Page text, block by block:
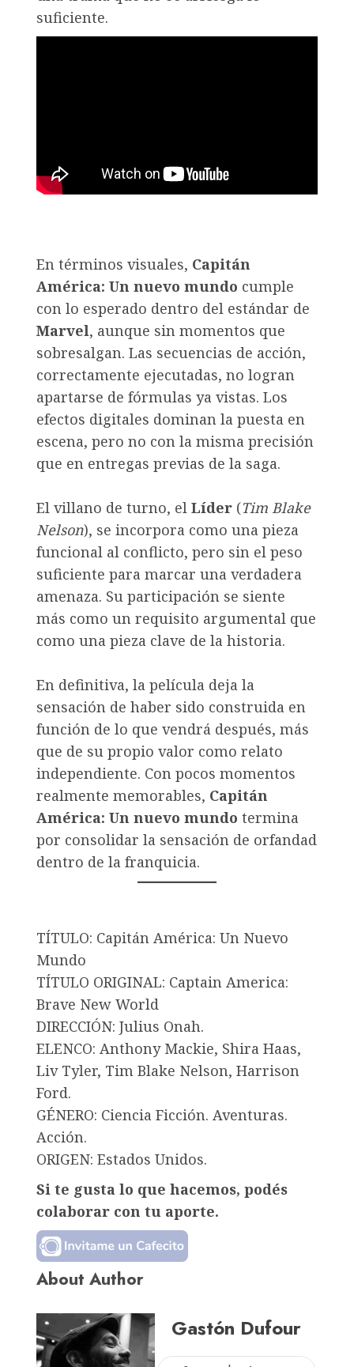
suficiente.
En términos visuales, Capitán
América: Un nuevo mundo cumple
con lo esperado dentro del estándar de
Marvel, aunque sin momentos que
sobresalgan. Las secuencias de acción,
correctamente ejecutadas, no logran
apartarse de fórmulas ya vistas. Los
efectos digitales dominan la puesta en
escena, pero no con la misma precisión
que en entregas previas de la saga.
El villano de turno, el Líder (Tim Blake
Nelson), se incorpora como una pieza
funcional al conflicto, pero sin el peso
suficiente para marcar una verdadera
amenaza. Su participación se siente
más como un requisito argumental que
como una pieza clave de la historia.
En definitiva, la película deja la
sensación de haber sido construida en
función de lo que vendrá después, más
que de su propio valor como relato
independiente. Con pocos momentos
realmente memorables, Capitán
América: Un nuevo mundo termina
por consolidar la sensación de orfandad
dentro de la franquicia.
TÍTULO: Capitán América: Un Nuevo
Mundo
TÍTULO ORIGINAL: Captain America:
Brave New World
DIRECCIÓN: Julius Onah.
ELENCO: Anthony Mackie, Shira Haas,
Liv Tyler, Tim Blake Nelson, Harrison
Ford.
GÉNERO: Ciencia Ficción. Aventuras.
Acción.
ORIGEN: Estados Unidos.
Si te gusta lo que hacemos, podés
colaborar con tu aporte.
About Author
Gastón Dufour